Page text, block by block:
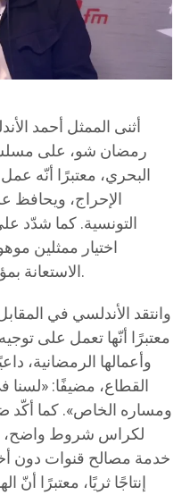
أثنى الممثل أحمد
رمضان شو، على
البحري، معتبرًا أنّه
الإحراج،
التونسية. كما شدّد
اختيار ممثلين
الاستعانة بمؤثري مواقع التواصل الاجتماعي.
وانتقد الأندلسي في
معتبرًا أنّها تعمل على
وأعمالها الرمضانية،
القطاع، مضيفًا:
ومساره الخاص». كما أكّد
لكراس شروط واضح،
خدمة مصالح قنوات
إنتاجًا ثريًا، معتبرًا